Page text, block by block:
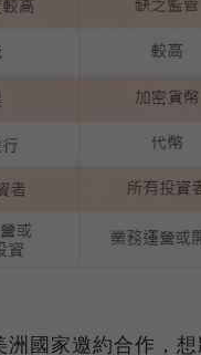
國家邀約合作，